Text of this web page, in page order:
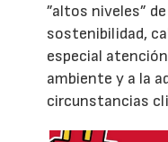
”altos niveles”
sostenibilidad,
especial
ambiente y a la
circunstancias